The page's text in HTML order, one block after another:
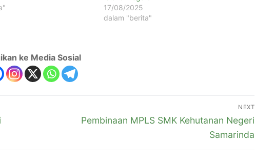
17/08/2025
dalam "berita"
ke Media Sosial
NEXT
Pembinaan MPLS SMK Kehutanan Negeri
Samarinda